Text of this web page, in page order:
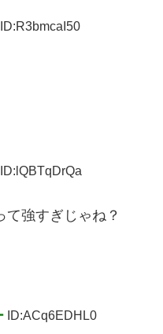
ID:R3bmcaI50
ID:lQBTqDrQa
強すぎじゃね？
ID:ACq6EDHL0